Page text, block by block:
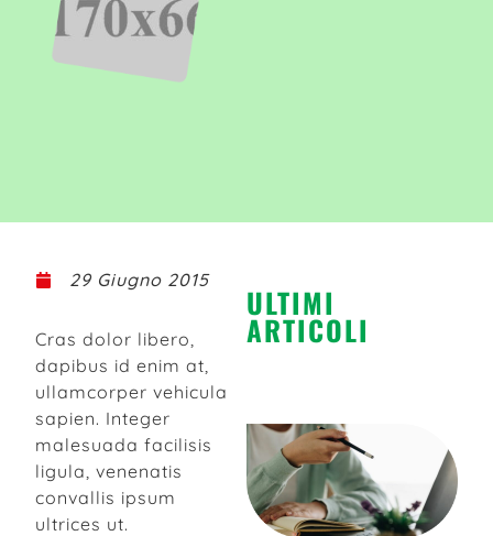
29 Giugno 2015
Cras dolor libero,
dapibus id enim at,
ullamcorper vehicula
sapien. Integer
malesuada facilisis
ligula, venenatis
convallis ipsum
ultrices ut.
ULTIMI
ARTICOLI